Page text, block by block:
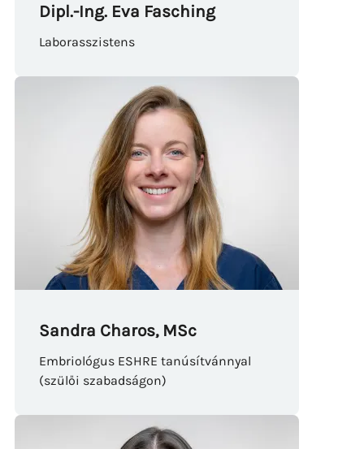
Dipl.-Ing. Eva Fasching
Laborasszistens
Sandra Charos, MSc
Embriológus ESHRE tanúsítvánnyal
(szülői szabadságon)